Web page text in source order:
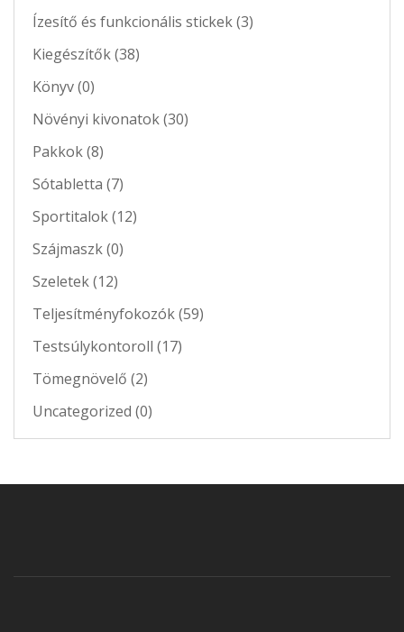
Ízesítő és funkcionális stickek (3)
Kiegészítők (38)
Könyv (0)
Növényi kivonatok (30)
Pakkok (8)
Sótabletta (7)
Sportitalok (12)
Szájmaszk (0)
Szeletek (12)
Teljesítményfokozók (59)
Testsúlykontoroll (17)
Tömegnövelő (2)
Uncategorized (0)